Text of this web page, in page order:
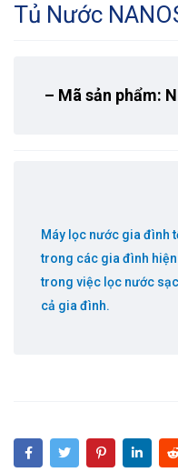
Tủ Nước
– Mã sản phẩm:
Máy lọc nước gia đình
trong các gia đình
trong việc lọc nước
cả gia đình.